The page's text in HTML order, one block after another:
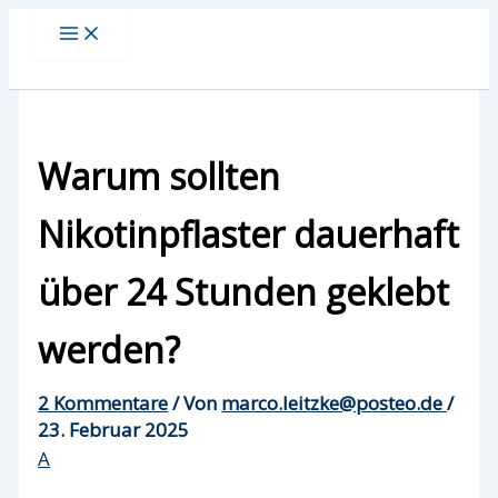
springen
Warum sollten
Nikotinpflaster dauerhaft
über 24 Stunden geklebt
werden?
2 Kommentare/ Von marco.leitzke@posteo.de/
23. Februar 2025
A